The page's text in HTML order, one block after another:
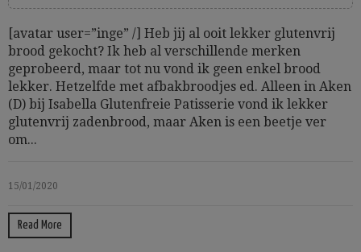
[avatar user=”inge” /] Heb jij al ooit lekker glutenvrij
brood gekocht? Ik heb al verschillende merken
geprobeerd, maar tot nu vond ik geen enkel brood
lekker. Hetzelfde met afbakbroodjes ed. Alleen in Aken
(D) bij Isabella Glutenfreie Patisserie vond ik lekker
glutenvrij zadenbrood, maar Aken is een beetje ver
om...
15/01/2020
Read More